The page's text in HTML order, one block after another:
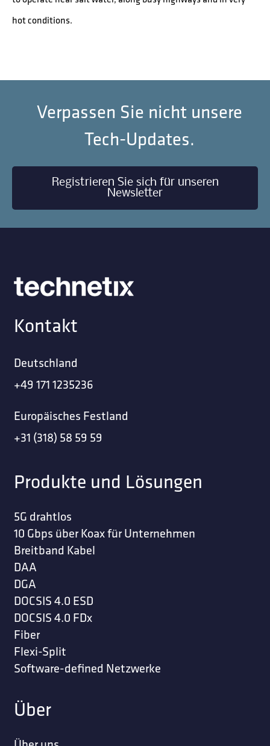
hot conditions.
Verpassen Sie nicht unsere
Tech-Updates.
Registrieren Sie sich für unseren
Newsletter
Kontakt
Deutschland
+49 171 1235236
Europäisches Festland
+31 (318) 58 59 59
Produkte und Lösungen
5G drahtlos
10 Gbps über Koax für Unternehmen
Breitband Kabel
DAA
DGA
DOCSIS 4.0 ESD
DOCSIS 4.0 FDx
Fiber
Flexi-Split
Software-defined Netzwerke
Über